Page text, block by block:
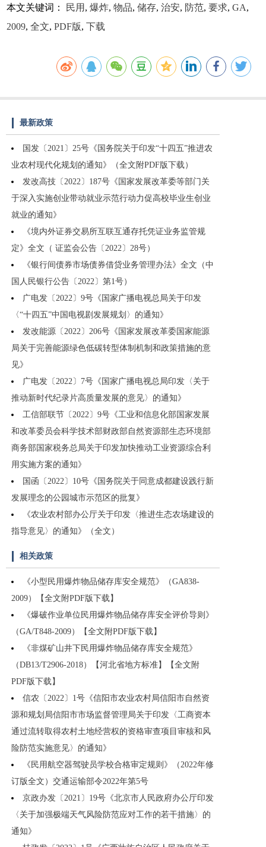
本文关键词：
民用 ,爆炸,物品,储存,治安, 防范,要求,GA,
2009,全文,PDF版,下载
最新政策
国发〔2021〕25号《国务院关于印发“十四五”推进农
业农村现代化规划的通知》（全文附PDF版下载）
发改高技〔2022〕187号《国家发展改革委等部门关
于深入实施创业带动就业示范行动力促高校毕业生创业
就业的通知》
《境内外证券交易所互联互通存托凭证业务监管规
定》全文（ 证监会公告〔2022〕28号）
《银行间债券市场债券借贷业务管理办法》全文（中
国人民银行公告〔2022〕第1号）
广电发〔2022〕9号《国家广播电视总局关于印发
〈“十四五”中国电视剧发展规划〉的通知》
发改能源〔2022〕206号《国家发展改革委国家能源
局关于完善能源绿色低碳转型体制机制和政策措施的意
见》
广电发〔2022〕7号《国家广播电视总局印发〈关于
推动新时代纪录片高质量发展的意见〉的通知》
工信部联节〔2022〕9号《工业和信息化部国家发展
和改革委员会科学技术部财政部自然资源部生态环境部
商务部国家税务总局关于印发加快推动工业资源综合利
用实施方案的通知》
国函〔2022〕10号《国务院关于同意成都建设践行新
发展理念的公园城市示范区的批复》
《农业农村部办公厅关于印发〈推进生态农场建设的
指导意见〉的通知》（全文）
相关政策
《小型民用爆炸物品储存库安全规范》（GA838-
2009）【全文附PDF版下载】
《爆破作业单位民用爆炸物品储存库安全评价导则》
（GA/T848-2009）【全文附PDF版下载】
《非煤矿山井下民用爆炸物品储存库安全规范》
（DB13/T2906-2018）【河北省地方标准】【全文附
PDF版下载】
信农〔2022〕1号《信阳市农业农村局信阳市自然资
源和规划局信阳市市场监督管理局关于印发〈工商资本
通过流转取得农村土地经营权的资格审查项目审核和风
险防范实施意见〉的通知》
《民用航空器驾驶员学校合格审定规则》（2022年修
订版全文）交通运输部令2022年第5号
京政办发〔2021〕19号《北京市人民政府办公厅印发
〈关于加强极端天气风险防范应对工作的若干措施〉的
通知》